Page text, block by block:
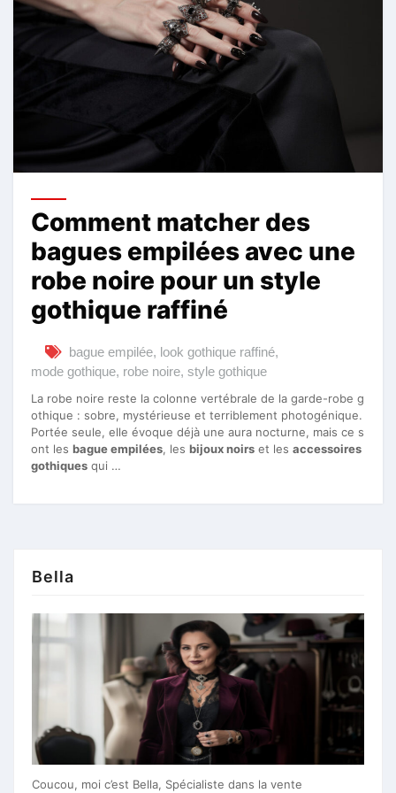
Comment matcher des
bagues empilées avec une
robe noire pour un style
gothique raffiné
bague empilée, look gothique raffiné,
mode gothique, robe noire, style gothique
La robe noire reste la colonne vertébrale de la garde-robe g
othique : sobre, mystérieuse et terriblement photogénique.
Portée seule, elle évoque déjà une aura nocturne, mais ce s
ont les bague empilées, les bijoux noirs et les accessoires
gothiques qui …
Bella
Coucou, moi c’est Bella, Spécialiste dans la vente